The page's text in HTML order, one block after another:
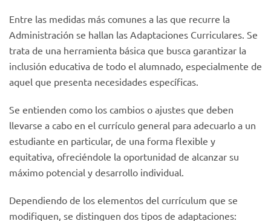
Entre las medidas más comunes a las que recurre la
Administración se hallan las Adaptaciones Curriculares. Se
trata de una herramienta básica que busca garantizar la
inclusión educativa de todo el alumnado, especialmente de
aquel que presenta necesidades específicas.
Se entienden como los cambios o ajustes que deben
llevarse a cabo en el currículo general para adecuarlo a un
estudiante en particular, de una forma flexible y
equitativa, ofreciéndole la oportunidad de alcanzar su
máximo potencial y desarrollo individual.
Dependiendo de los elementos del currículum que se
modifiquen, se distinguen dos tipos de adaptaciones: